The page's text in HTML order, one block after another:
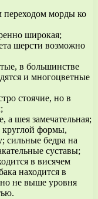
переходом морды ко
широкая;
шерсти возможно
в большинстве
и многоцветные
стоячие, но в
а шея замечательная;
круглой формы,
сильные бедра на
суставы;
в висячем
находится в
не выше уровня